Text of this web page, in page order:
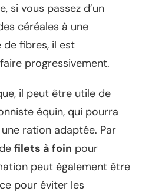
si vous passez d’un
céréales à une
de fibres, il est
progressivement.
il peut être utile de
équin, qui pourra
ration adaptée. Par
filets à foin pour
peut également être
pour éviter les